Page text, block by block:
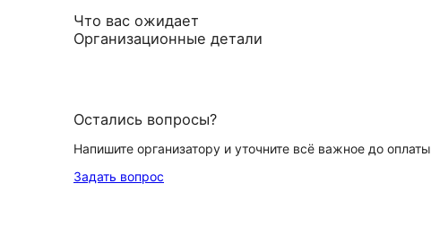
Что вас ожидает
Организационные детали
Остались вопросы?
Напишите организатору и уточните всё важное до оплаты
Задать вопрос